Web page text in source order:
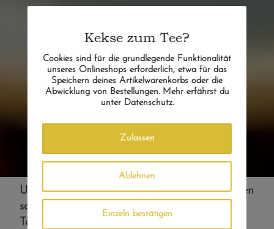
Unsere Genusstees aus Europa gehören zu den
sogenannten „speciality teas“. Das sind die
Teesorten, die überwiegend von der
Kekse zum Tee?
Cookies sind für die grundlegende Funktionalität
unseres Onlineshops erforderlich, etwa für das
Speichern deines Artikelwarenkorbs oder die
Abwicklung von Bestellungen. Mehr erfährst du
unter Datenschutz.
Zulassen
Ablehnen
Einzeln bestätigen